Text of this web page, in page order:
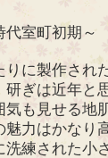
室町初期～
に製作され
研ぎは近年と
気も見せる地
力はかなり
洗練された小